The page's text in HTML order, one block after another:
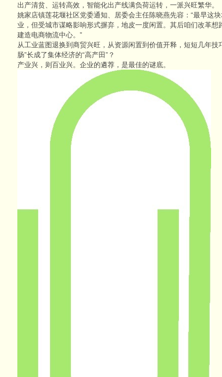
出产清贫、运转高效，智能化出产线满负荷运转，一派兴旺繁华。
姚家店镇莲花堰社区党委通知、居委会主任陈晓燕先容：“最早这
业，但受城市谋略影响形式摒弃，地皮一度闲置。其后咱们改革
建造电商物流中心。”
从工业蓝图退换到商贸兴旺，从资源闲置到价值开释，短短几年技
肠”长成了集体经济的“高产田”？
产业兴，则百业兴。企业的遴荐，是最佳的谜底。